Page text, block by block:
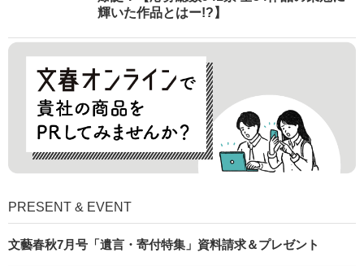
輝いた作品とはー!?】
PRESENT & EVENT
文藝春秋7月号「遺言・寄付特集」資料請求＆プレゼント